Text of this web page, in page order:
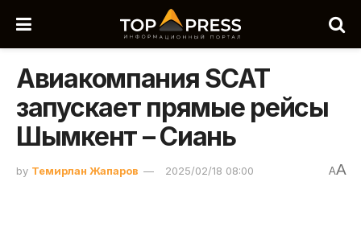
Авиакомпания SCAT
запускает прямые рейсы
Шымкент – Сиань
by Темирлан Жапаров 2025/02/18 08:00 AA